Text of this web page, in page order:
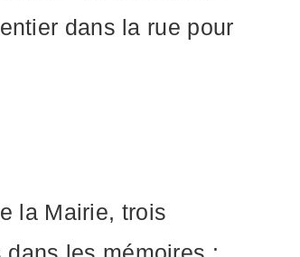
dans la rue pour
la Mairie, trois